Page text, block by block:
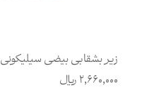
زیر بشقابی بیضی سیلیکونی Mint
2,660,000ریال